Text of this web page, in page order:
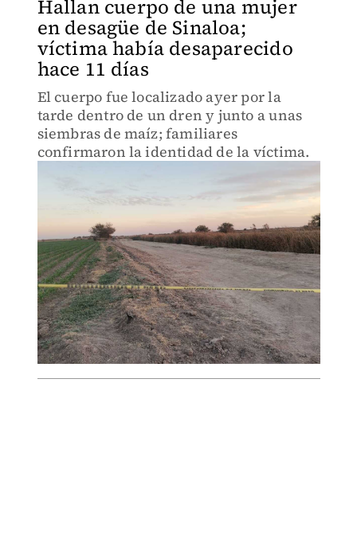
Hallan cuerpo de una mujer
en desagüe de Sinaloa;
víctima había desaparecido
hace 11 días
El cuerpo fue localizado ayer por la
tarde dentro de un dren y junto a unas
siembras de maíz; familiares
confirmaron la identidad de la víctima.